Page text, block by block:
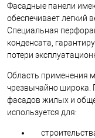
Фасадные панели
обеспечивает легкий
Специальная
конденсата,
потери
Область применения
чрезвычайно широка.
фасадов жилых и
используется для: